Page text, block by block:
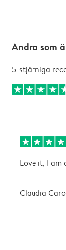
Andra som
5-stjärniga
Love it, I am
Claudia Caro